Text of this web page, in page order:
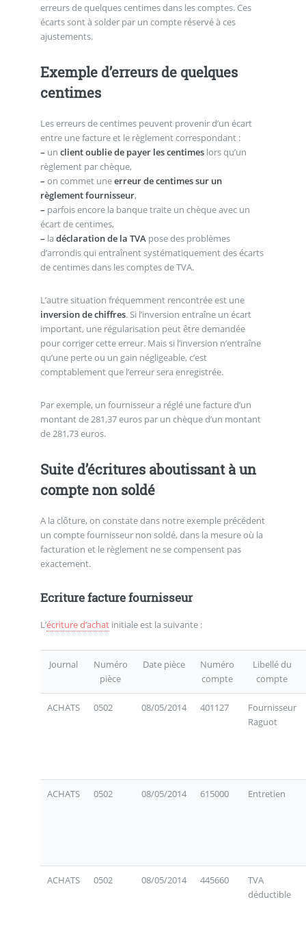
erreurs de quelques centimes dans les comptes. Ces
écarts sont à solder par un compte réservé à ces
ajustements.
Exemple d’erreurs de quelques
centimes
Les erreurs de centimes peuvent provenir d’un écart
entre une facture et le règlement correspondant :
– un client oublie de payer les centimeslors qu’un
règlement par chèque,
– on commet uneerreur de centimes sur un
règlement fournisseur,
– parfois encore la banque traite un chèque avec un
écart de centimes,
– la déclaration de la TVApose des problèmes
d’arrondis qui entraînent systématiquement des écarts
de centimes dans les comptes de TVA.
L’autre situation fréquemment rencontrée est une
inversion de chiffres. Si l’inversion entraîne un écart
important, une régularisation peut être demandée
pour corriger cette erreur. Mais si l’inversion n’entraîne
qu’une perte ou un gain négligeable, c’est
comptablement que l’erreur sera enregistrée.
Par exemple, un fournisseur a réglé une facture d’un
montant de 281,37 euros par un chèque d’un montant
de 281,73 euros.
Suite d’écritures aboutissant à un
compte non soldé
A la clôture, on constate dans notre exemple précédent
un compte fournisseur non soldé, dans la mesure où la
facturation et le règlement ne se compensent pas
exactement.
Ecriture facture fournisseur
L’écriture d’achatinitiale est la suivante :
Journal
Numéro
pièce
Date pièce
Numéro
compte
Libellé du
compte
ACHATS 0502 08/05/2014 401127
Fournisseur
Raguot
ACHATS 0502 08/05/2014 615000 Entretien
ACHATS 0502 08/05/2014 445660
TVA
déductible